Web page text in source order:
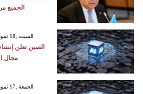
الجميع
GMT 05:57 2026 السبت ,18 تموز / يوليو
الصين تعلن
مجال
GMT 03:12 2026 الجمعة ,17 تموز / يوليو